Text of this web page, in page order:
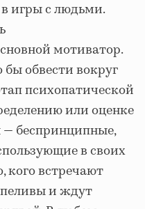
игры с людьми.
мотиватор.
обвести вокруг
психопатической
или оценке
беспринципные,
в своих
кого встречают
и ждут